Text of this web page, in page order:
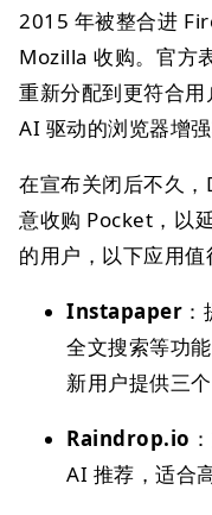
2015 年被整合进
Mozilla 收购。官方
重新分配到更符合
AI 驱动的浏览器增强
在宣布关闭后不久
意收购 Pocket，以
的用户，以下应用值
Instapaper
全文搜索等功
新用户提供三
Raindrop.io
AI 推荐，适合